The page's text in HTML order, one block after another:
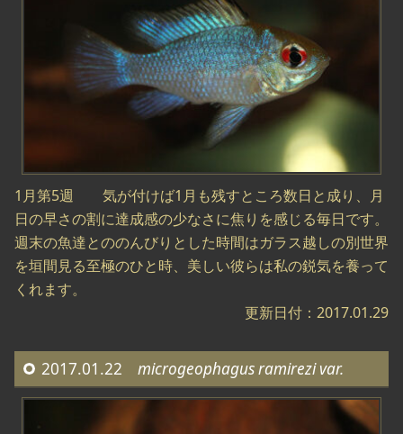
1月第5週 気が付けば1月も残すところ数日と成り、月
日の早さの割に達成感の少なさに焦りを感じる毎日です。
週末の魚達とののんびりとした時間はガラス越しの別世界
を垣間見る至極のひと時、美しい彼らは私の鋭気を養って
くれます。
更新日付：2017.01.29
2017.01.22 microgeophagus ramirezi var.